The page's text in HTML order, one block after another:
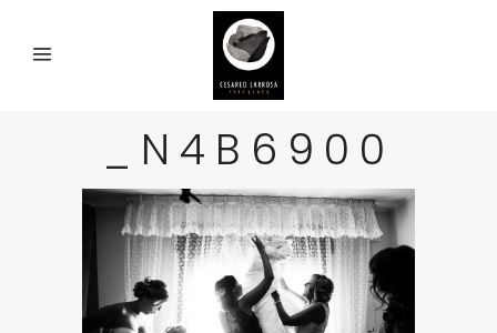
_N4B6900